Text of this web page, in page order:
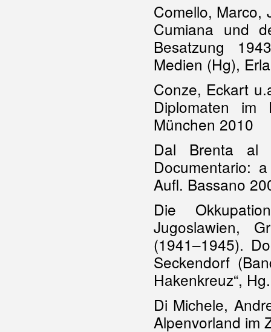
Comello, Marco,
Cumiana und
Besatzung
Medien (Hg),
Conze, Eckart
Diplomaten im
München 2010
Dal Brenta al
Documentario:
Aufl. Bassano
Die
Jugoslawien,
(1941–1945).
Seckendorf
Hakenkreuz“,
Di Michele,
Alpenvorland im